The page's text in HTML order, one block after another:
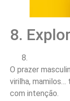
8.
O prazer
virilha,
com intenção.